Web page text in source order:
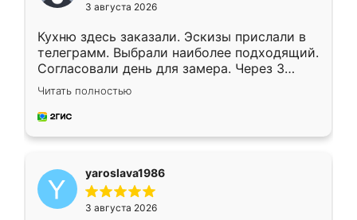
3 августа 2026
Кухню здесь заказали. Эскизы прислали в
телеграмм. Выбрали наиболее подходящий.
Согласовали день для замера. Через 3
недели кухня была уже готова. Остались
довольны работой. Спасибо Ренессанс
мебель за качественную работу!
Читать полностью
yaroslava1986
3 августа 2026